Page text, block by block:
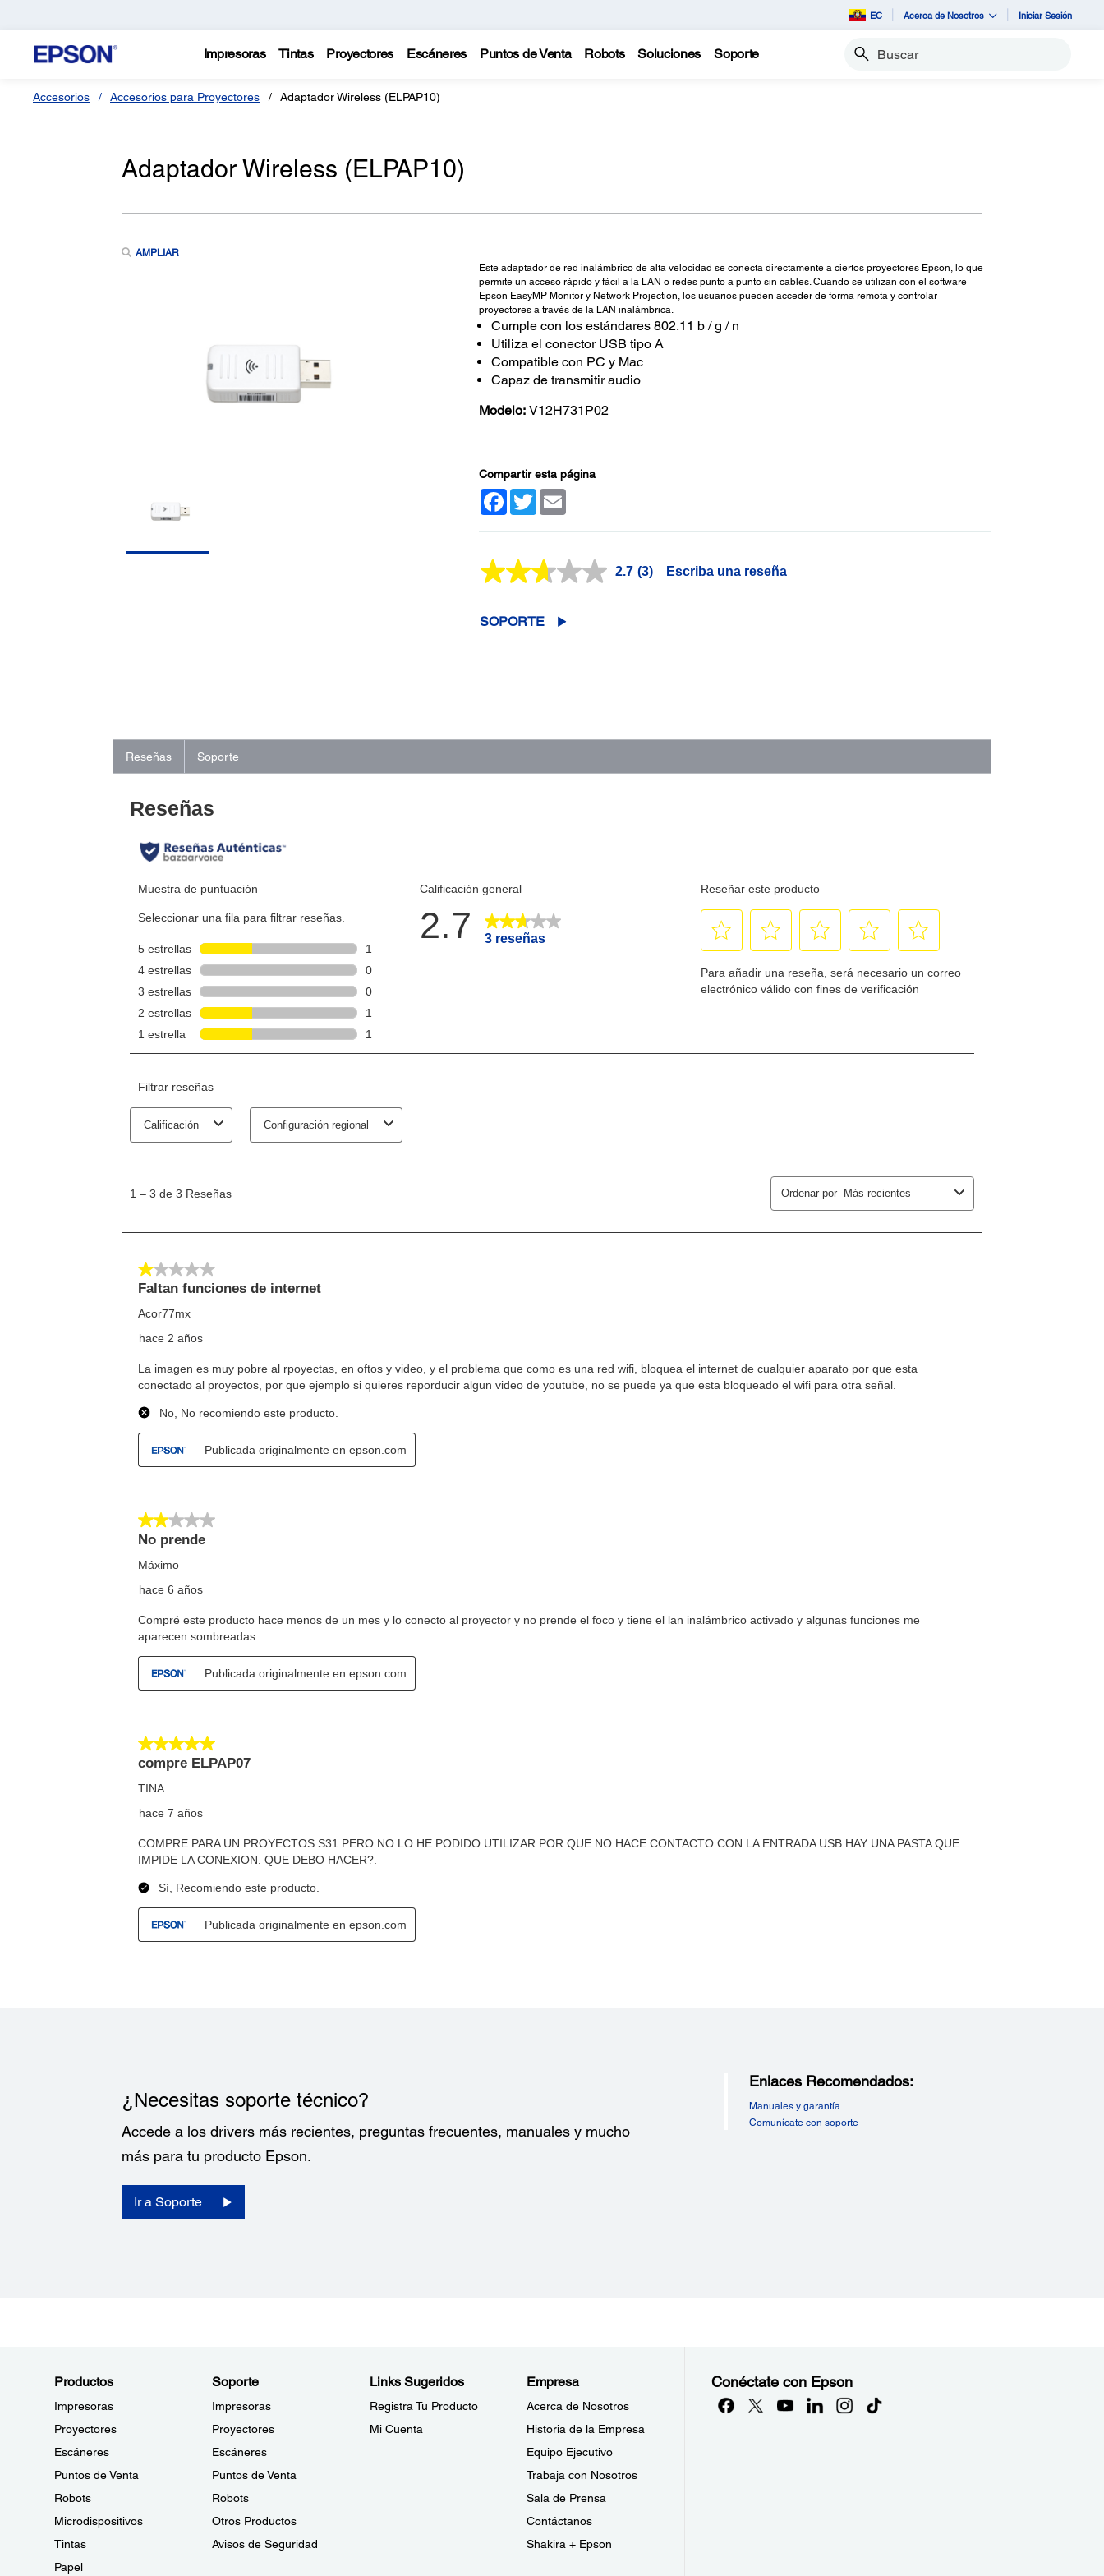
EC Acerca de Nosotros Iniciar Sesión
Impresoras Tintas Proyectores Escáneres Puntos de Venta Robots Soluciones Soporte Buscar
Accesorios Accesorios para Proyectores Adaptador Wireless (ELPAP10)
Adaptador Wireless (ELPAP10)
AMPLIAR
Este adaptador de red inalámbrico de alta velocidad se conecta directamente a ciertos proyectores Epson, lo que
permite un acceso rápido y fácil a la LAN o redes punto a punto sin cables. Cuando se utilizan con el software
Epson EasyMP Monitor y Network Projection, los usuarios pueden acceder de forma remota y controlar
proyectores a través de la LAN inalámbrica.
Cumple con los estándares 802.11 b / g / n
Utiliza el conector USB tipo A
Compatible con PC y Mac
Capaz de transmitir audio
Modelo: V12H731P02
Compartir esta página
Facebook
TwitterEmail
2.7 Lea
(3) Escriba una reseña
SOPORTE
Reseñas Soporte
¿Necesitas soporte técnico?
Accede a los drivers más recientes, preguntas frecuentes, manuales y mucho
más para tu producto Epson.
Ir a Soporte
Enlaces Recomendados:
Manuales y garantía
Comunícate con soporte
Productos
Impresoras
Proyectores
Escáneres
Puntos de Venta
Robots
Microdispositivos
Tintas
Papel
Soporte
Impresoras
Proyectores
Escáneres
Puntos de Venta
Robots
Otros Productos
Avisos de Seguridad
Links Sugeridos
Registra Tu Producto
Mi Cuenta
Empresa
Acerca de Nosotros
Historia de la Empresa
Equipo Ejecutivo
Trabaja con Nosotros
Sala de Prensa
Contáctanos
Shakira + Epson
Conéctate con Epson